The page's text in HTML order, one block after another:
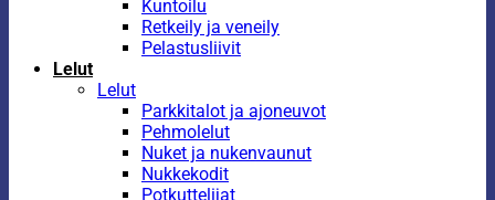
Kuntoilu
Retkeily ja veneily
Pelastusliivit
Lelut
Lelut
Parkkitalot ja ajoneuvot
Pehmolelut
Nuket ja nukenvaunut
Nukkekodit
Potkuttelijat